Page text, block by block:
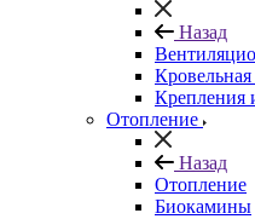
Назад
Крепления
Отопление
Назад
Отопление
Биокамины